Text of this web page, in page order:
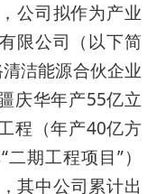
公司拟作为产业
限公司（以下简
洁能源合伙企业
庆华年产55亿立
程（年产40亿方
期工程项目”）
其中公司累计出